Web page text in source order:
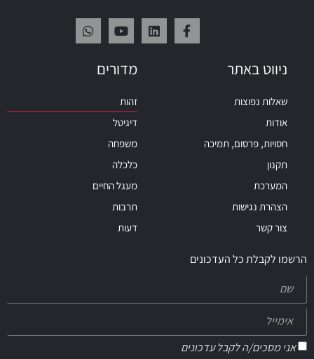
ניווט באתר
שאלות נפוצות
אודות
חסויות, פרסום, תמיכה
תקנון
המערכת
הצהרת נגישות
צור קשר
מדורים
זהות
דיגיטל
משפחה
כלכלה
מעגל החיים
תרבות
דעות
הרשמו לקבלת כל העדכונים
אני מסכים/ה לקבל עדכונים